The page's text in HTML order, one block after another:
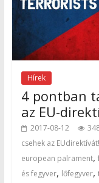
Hírek
4 pontban
az EU-
2017-08-12
csehek az EUdirektívát!
european palrament,
és fegyver, lőfegyver,